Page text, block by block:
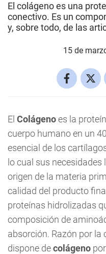
El colágeno es una
conectivo. Es un
y, sobre todo, de las
15 de
El Colágenoes la
cuerpo humano en un
esencial de los
lo cual sus necesidades
origen de la materia
calidad del producto
proteínas hidrolizadas
composición de
absorción. Razón por la
dispone decolágeno